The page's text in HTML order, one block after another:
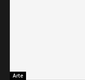
Arte